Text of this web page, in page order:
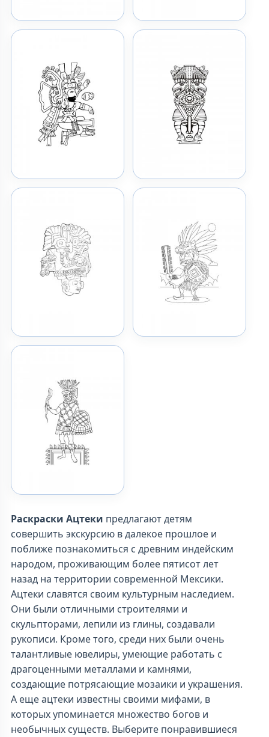
Раскраски Ацтеки предлагают детям
совершить экскурсию в далекое прошлое и
поближе познакомиться с древним индейским
народом, проживающим более пятисот лет
назад на территории современной Мексики.
Ацтеки славятся своим культурным наследием.
Они были отличными строителями и
скульпторами, лепили из глины, создавали
рукописи. Кроме того, среди них были очень
талантливые ювелиры, умеющие работать с
драгоценными металлами и камнями,
создающие потрясающие мозаики и украшения.
А еще ацтеки известны своими мифами, в
которых упоминается множество богов и
необычных существ. Выберите понравившиеся